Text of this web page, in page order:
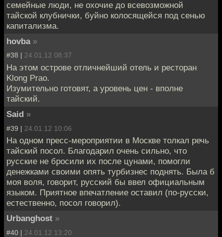
семейные люди, не охочие до всевозможной
тайской клубнички, буйно колосящейся под сенью
капитализма.
hovba »
#38 | 24.01.12 08:37
На этом острове отличнейший отель и ресторан
Klong Prao.
Изумительно готовят, а уровень цен - вполне
тайский.
Said »
#39 | 24.01.12 10:06
На одном пресс-мероприятии в Москве толкал речь
тайский посол. Благодарил очень сильно, что
русские не бросили их после цунами, помогли
денежками своими опять турбизнес поднять. Была б
моя воля, говорит, русский бы ввел официальным
языком. Приятное впечатление оставил (по-русски,
естественно, посол говорил).
Urbanghost »
#40 | 24.01.12 13:20